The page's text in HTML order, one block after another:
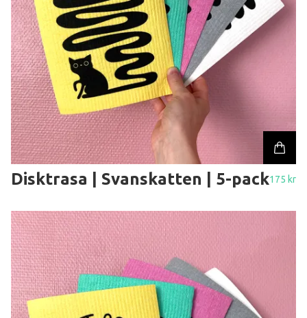
Disktrasa | Svanskatten | 5-pack175 kr